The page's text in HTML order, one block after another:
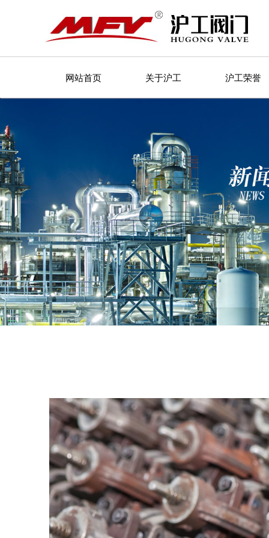
网站首页 关于沪工 沪工荣誉